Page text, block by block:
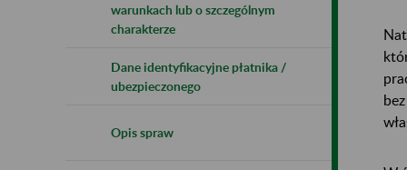
warunkach lub o szczególnym
charakterze
Dane identyfikacyjne płatnika /
ubezpieczonego
Opis spraw